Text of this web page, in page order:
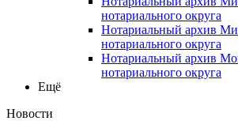
нотариального округа
Нотариальный архив
нотариального округа
Нотариальный архив
нотариального округа
Ещё
Новости